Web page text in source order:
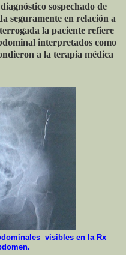
sospechado de
seguramente en relación a
la paciente refiere
interpretados como
a la terapia médica
visibles en la Rx